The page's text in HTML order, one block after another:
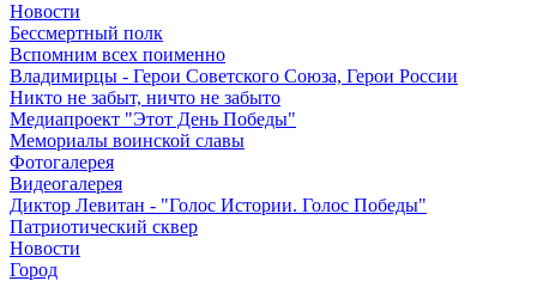
Новости
Бессмертный полк
Вспомним всех поименно
Владимирцы - Герои Советского Союза, Герои России
Никто не забыт, ничто не забыто
Медиапроект "Этот День Победы"
Мемориалы воинской славы
Фотогалерея
Видеогалерея
Диктор Левитан - "Голос Истории. Голос Победы"
Патриотический сквер
Новости
Город